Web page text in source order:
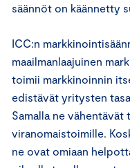
säännöt on käännetty
ICC:n
maailmanlaajuinen
toimii markkinoinnin
edistävät yritysten
Samalla ne
viranomaistoimille.
ne ovat omiaan